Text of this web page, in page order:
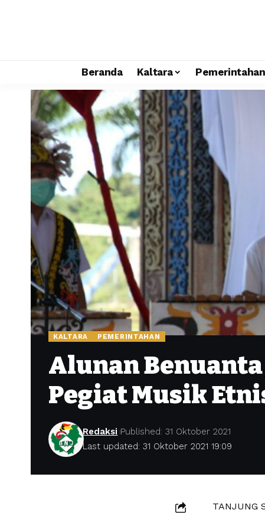
Beranda Kaltara Pemerintahan
KALTARA PEMERINTAHAN
Alunan
Pegiat Musik
Last updated: 31 Oktober 2021 19:09
Redaksi Published: 31 Oktober 2021
TANJUNG